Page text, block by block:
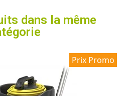
dans la même
Prix Promo